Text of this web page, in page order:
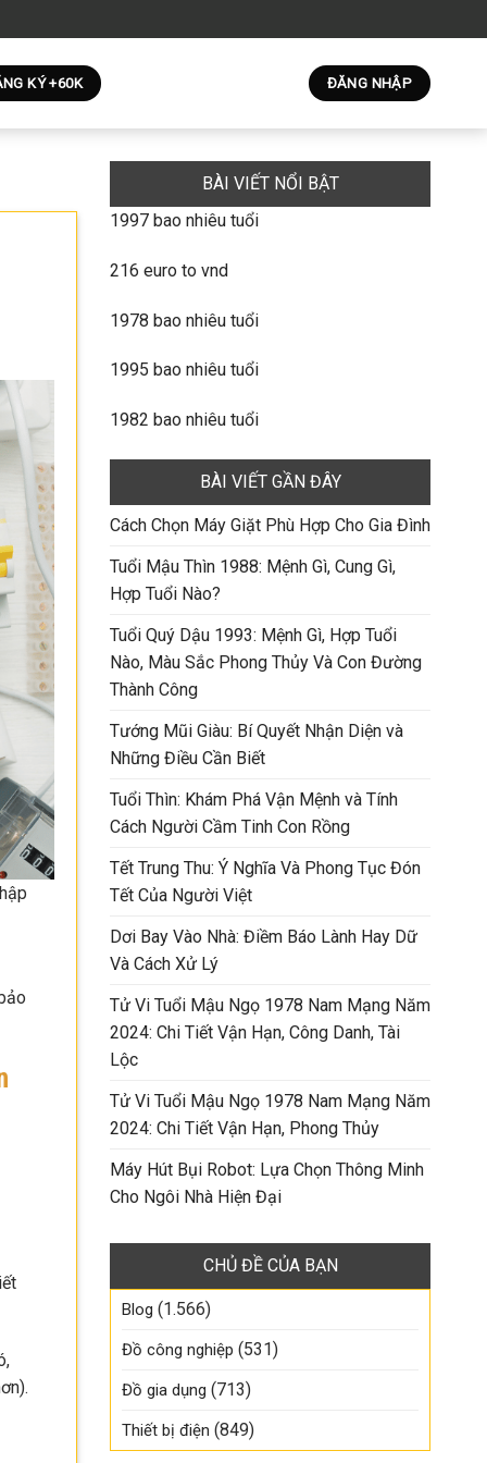
KÝ +60K ĐĂNG NHẬP
BÀI VIẾT NỔI BẬT
1997 bao nhiêu tuổi
216 euro to vnd
1978 bao nhiêu tuổi
1995 bao nhiêu tuổi
1982 bao nhiêu tuổi
BÀI VIẾT GẦN ĐÂY
Cách Chọn Máy Giặt Phù Hợp Cho Gia Đình
Tuổi Mậu Thìn 1988: Mệnh Gì, Cung Gì,
Hợp Tuổi Nào?
Tuổi Quý Dậu 1993: Mệnh Gì, Hợp Tuổi
Nào, Màu Sắc Phong Thủy Và Con Đường
Thành Công
Tướng Mũi Giàu: Bí Quyết Nhận Diện và
Những Điều Cần Biết
Tuổi Thìn: Khám Phá Vận Mệnh và Tính
Cách Người Cầm Tinh Con Rồng
Tết Trung Thu: Ý Nghĩa Và Phong Tục Đón
Tết Của Người Việt
Dơi Bay Vào Nhà: Điềm Báo Lành Hay Dữ
Và Cách Xử Lý
Tử Vi Tuổi Mậu Ngọ 1978 Nam Mạng Năm
2024: Chi Tiết Vận Hạn, Công Danh, Tài
Lộc
Tử Vi Tuổi Mậu Ngọ 1978 Nam Mạng Năm
2024: Chi Tiết Vận Hạn, Phong Thủy
Máy Hút Bụi Robot: Lựa Chọn Thông Minh
Cho Ngôi Nhà Hiện Đại
CHỦ ĐỀ CỦA BẠN
Blog (1.566)
Đồ công nghiệp (531)
Đồ gia dụng (713)
Thiết bị điện (849)